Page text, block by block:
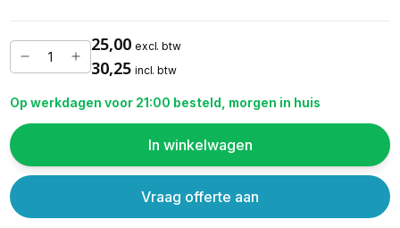
25,00 excl. btw
30,25 incl. btw
Op werkdagen voor 21:00 besteld, morgen in huis
In winkelwagen
Vraag offerte aan